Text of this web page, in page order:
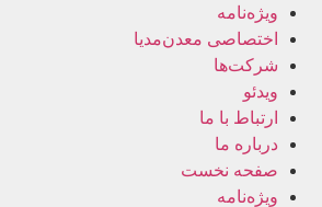
ویژه‌نامه
اختصاصی معدن‌مدیا
شرکت‌ها
ویدئو
ارتباط با ما
درباره ما
صفحه نخست
ویژه‌نامه